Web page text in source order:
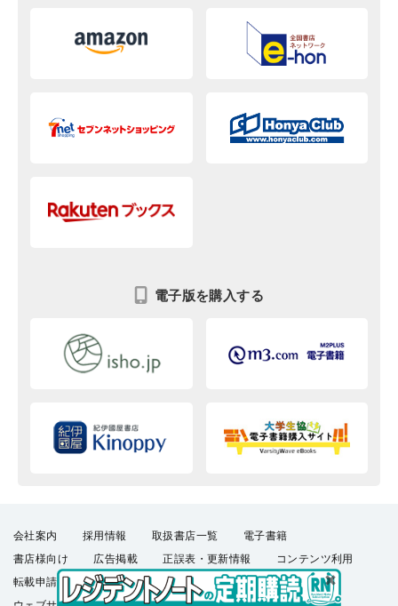
電子版を購入する
会社案内 採用情報 取扱書店一覧
電子書籍
書店様向け
広告掲載 正誤表・更新情報
コンテンツ利用
転載申請
プライバシーポリシー
羊土社会員規約